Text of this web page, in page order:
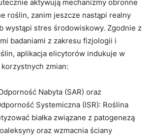
aktywują mechanizmy obronne
roślin, zanim jeszcze nastąpi realny
wystąpi stres środowiskowy. Zgodnie z
badaniami z zakresu fizjologii i
aplikacja elicytorów indukuje w
zmian:
Nabyta (SAR) oraz
Systemiczna (ISR): Roślina
białka związane z patogenezą
oraz wzmacnia ściany